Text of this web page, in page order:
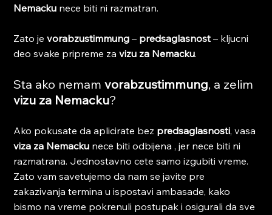
Nemacku nece biti ni razmatran.
Zato je vorabzustimmung – predsaglasnost – kljucni
deo svake pripreme za vizu za Nemacku.
Sta ako nemam vorabzustimmung, a zelim
vizu za Nemacku?
Ako pokusate da aplicirate bez predsaglasnosti, vasa
viza za Nemacku nece biti odbijena , jer nece biti ni
razmatrana. Jednostavno cete samo izgubiti vreme.
Zato vam savetujemo da nam se javite pre
zakazivanja termina u ispostavi ambasade, kako
bismo na vreme pokrenuli postupak i osigurali da sve